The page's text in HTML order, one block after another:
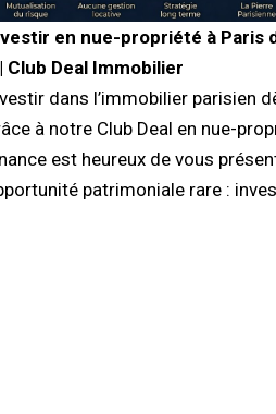
en nue-propriété à Paris
Club Deal Immobilier
dans l’immobilier parisien
à notre Club Deal en nue-
est heureux de vous
patrimoniale rare :